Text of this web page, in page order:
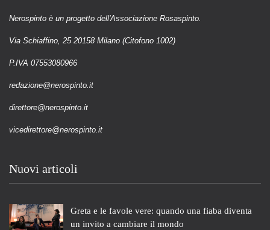
Nerospinto è un progetto dell'Associazione Rosaspinto.
Via Schiaffino, 25 20158 Milano (Citofono 1002)
P.IVA 07553080966
redazione@nerospinto.it
direttore@nerospinto.it
vicedirettore@nerospinto.it
Nuovi articoli
Greta e le favole vere: quando una fiaba diventa
un invito a cambiare il mondo